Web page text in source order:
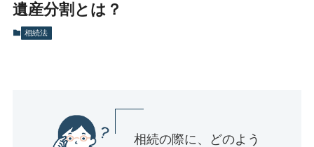
遺産分割とは？
相続法
相続の際に、どのよう